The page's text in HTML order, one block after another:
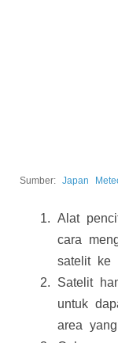
Sumber: Japan
Alat
cara
satelit ke
Satelit
untuk
area